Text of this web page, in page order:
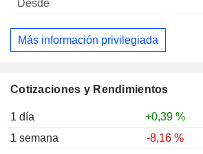
Cotizaciones y Rendimientos
1 día
+0,39 %
1 semana
-8,16 %
Más información privilegiada